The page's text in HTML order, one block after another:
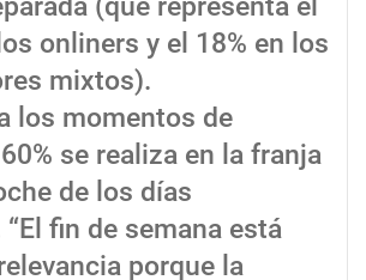
(que representa el
onliners y el 18% en los
mixtos).
los momentos de
se realiza en la franja
de los días
fin de semana está
porque la